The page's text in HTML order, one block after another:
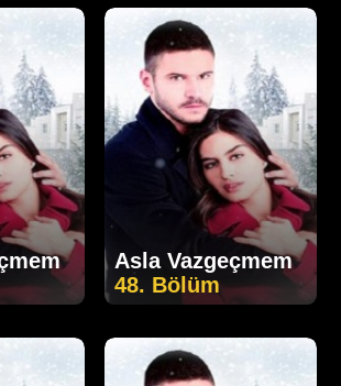
Asla Vazgeçmem
48. Bölüm